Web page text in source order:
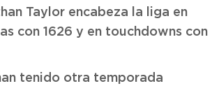
Taylor encabeza la liga en
con 1626 y en touchdowns con
tenido otra temporada